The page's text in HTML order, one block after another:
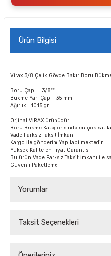
Ürün Bilgisi
Virax 3/8 Çelik Gövde Bakır Boru
Boru Çapı : 3/8""
Bükme Yarı Çapı : 35 mm
Ağırlık : 1015 gr
Orjinal VİRAX ürünüdür
Boru Bükme Kategorisinde en çok
Vade Farksız Taksit İmkanı
Kargo İle gönderim Yapılabilmektedir.
Yüksek Kalite en Fiyat Garantisi
Bu ürün Vade Farksız Taksit İmkanı ile
Güvenli Paketleme
Yorumlar
Taksit Seçenekleri